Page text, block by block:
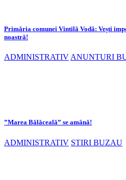
Primăria comunei Vintilă Vodă: Vești
noastră!
ADMINISTRATIV ANUNTURI
”Marea Bălăceală” se amână!
ADMINISTRATIV STIRI BUZAU